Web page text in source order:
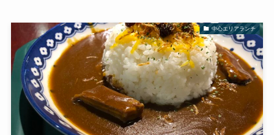
中心エリアランチ